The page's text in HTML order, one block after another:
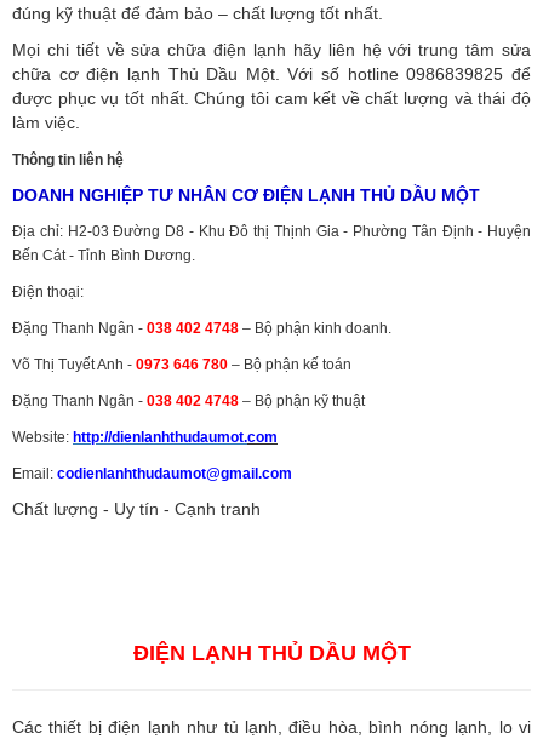
đúng kỹ thuật để đảm bảo – chất lượng tốt nhất.
Mọi chi tiết về sửa chữa điện lạnh hãy liên hệ với trung tâm sửa
chữa cơ điện lạnh Thủ Dầu Một. Với số hotline 0986839825 để
được phục vụ tốt nhất. Chúng tôi cam kết về chất lượng và thái độ
làm việc.
Thông tin liên hệ
DOANH NGHIỆP TƯ NHÂN CƠ ĐIỆN LẠNH THỦ DẦU MỘT
Địa chỉ: H2-03 Đường D8 - Khu Đô thị Thịnh Gia - Phường Tân Định - Huyện
Bến Cát - Tỉnh Bình Dương.
Điện thoại:
Đặng Thanh Ngân - 038 402 4748 – Bộ phận kinh doanh.
Võ Thị Tuyết Anh - 0973 646 780 – Bộ phận kế toán
Đặng Thanh Ngân - 038 402 4748 – Bộ phận kỹ thuật
Website: http://dienlanhthudaumot.com
Email: codienlanhthudaumot@gmail.com
Chất lượng - Uy tín - Cạnh tranh
ĐIỆN LẠNH THỦ DẦU MỘT
Các thiết bị điện lạnh như tủ lạnh, điều hòa, bình nóng lạnh, lo vi